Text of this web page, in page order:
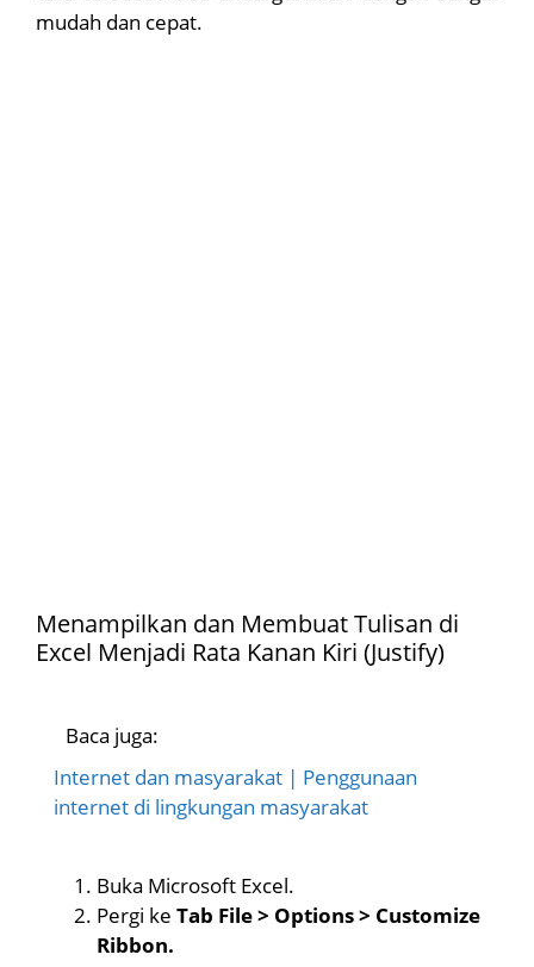
mudah dan cepat.
Menampilkan dan Membuat Tulisan di
Excel Menjadi Rata Kanan Kiri (Justify)
Baca juga:
Internet dan masyarakat | Penggunaan
internet di lingkungan masyarakat
Buka Microsoft Excel.
Pergi ke Tab File > Options > Customize
Ribbon.